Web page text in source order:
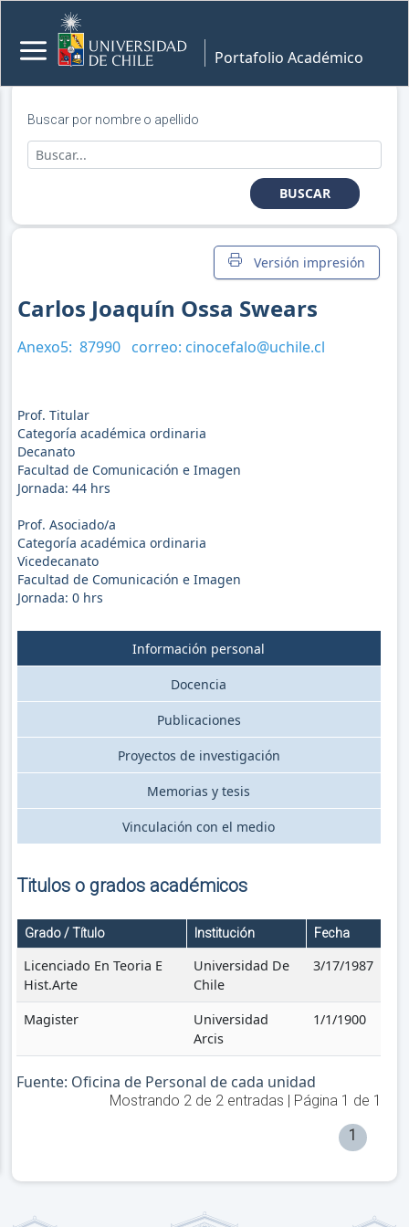
Portafolio Académico
Buscar por nombre o apellido
BUSCAR
Versión impresión
Carlos Joaquín Ossa Swears
Anexo5: 87990 correo: cinocefalo@uchile.cl
Prof. Titular
Categoría académica ordinaria
Decanato
Facultad de Comunicación e Imagen
Jornada: 44hrs
Prof. Asociado/a
Categoría académica ordinaria
Vicedecanato
Facultad de Comunicación e Imagen
Jornada: 0hrs
Información personal
Docencia
Publicaciones
Proyectos de investigación
Memorias y tesis
Vinculación con el medio
Titulos o grados académicos
Grado / Título Institución Fecha
Licenciado En Teoria E
Hist.Arte
Universidad De
Chile
3/17/1987
Magister
Universidad
Arcis
1/1/1900
Fuente: Oficina de Personal de cada unidad
Mostrando 2de 2entradas | Página 1 de 1
1